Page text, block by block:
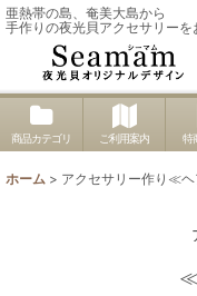
亜熱帯の島、奄美大島から
手作りの夜光貝アクセサリーを
商品カテゴリ ご利用案内 特
ホーム > アクセサリー作り≪
≪